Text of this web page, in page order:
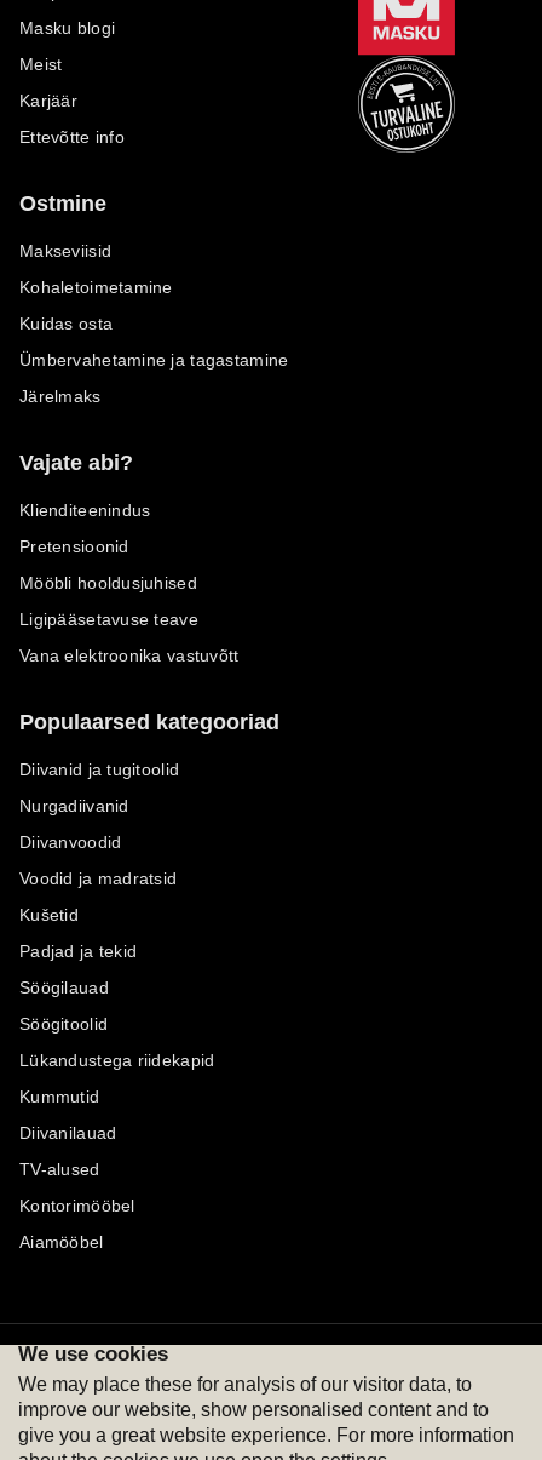
Masku blogi
Meist
Karjäär
Ettevõtte info
Ostmine
Makseviisid
Kohaletoimetamine
Kuidas osta
Ümbervahetamine ja tagastamine
Järelmaks
Vajate abi?
Klienditeenindus
Pretensioonid
Mööbli hooldusjuhised
Ligipääsetavuse teave
Vana elektroonika vastuvõtt
Populaarsed kategooriad
Diivanid ja tugitoolid
Nurgadiivanid
Diivanvoodid
Voodid ja madratsid
Kušetid
Padjad ja tekid
Söögilauad
Söögitoolid
Lükandustega riidekapid
Kummutid
Diivanilauad
TV-alused
Kontorimööbel
Aiamööbel
Maksevõimalused
We use cookies
We may place these for analysis of our visitor data, to
improve our website, show personalised content and to
give you a great website experience. For more information